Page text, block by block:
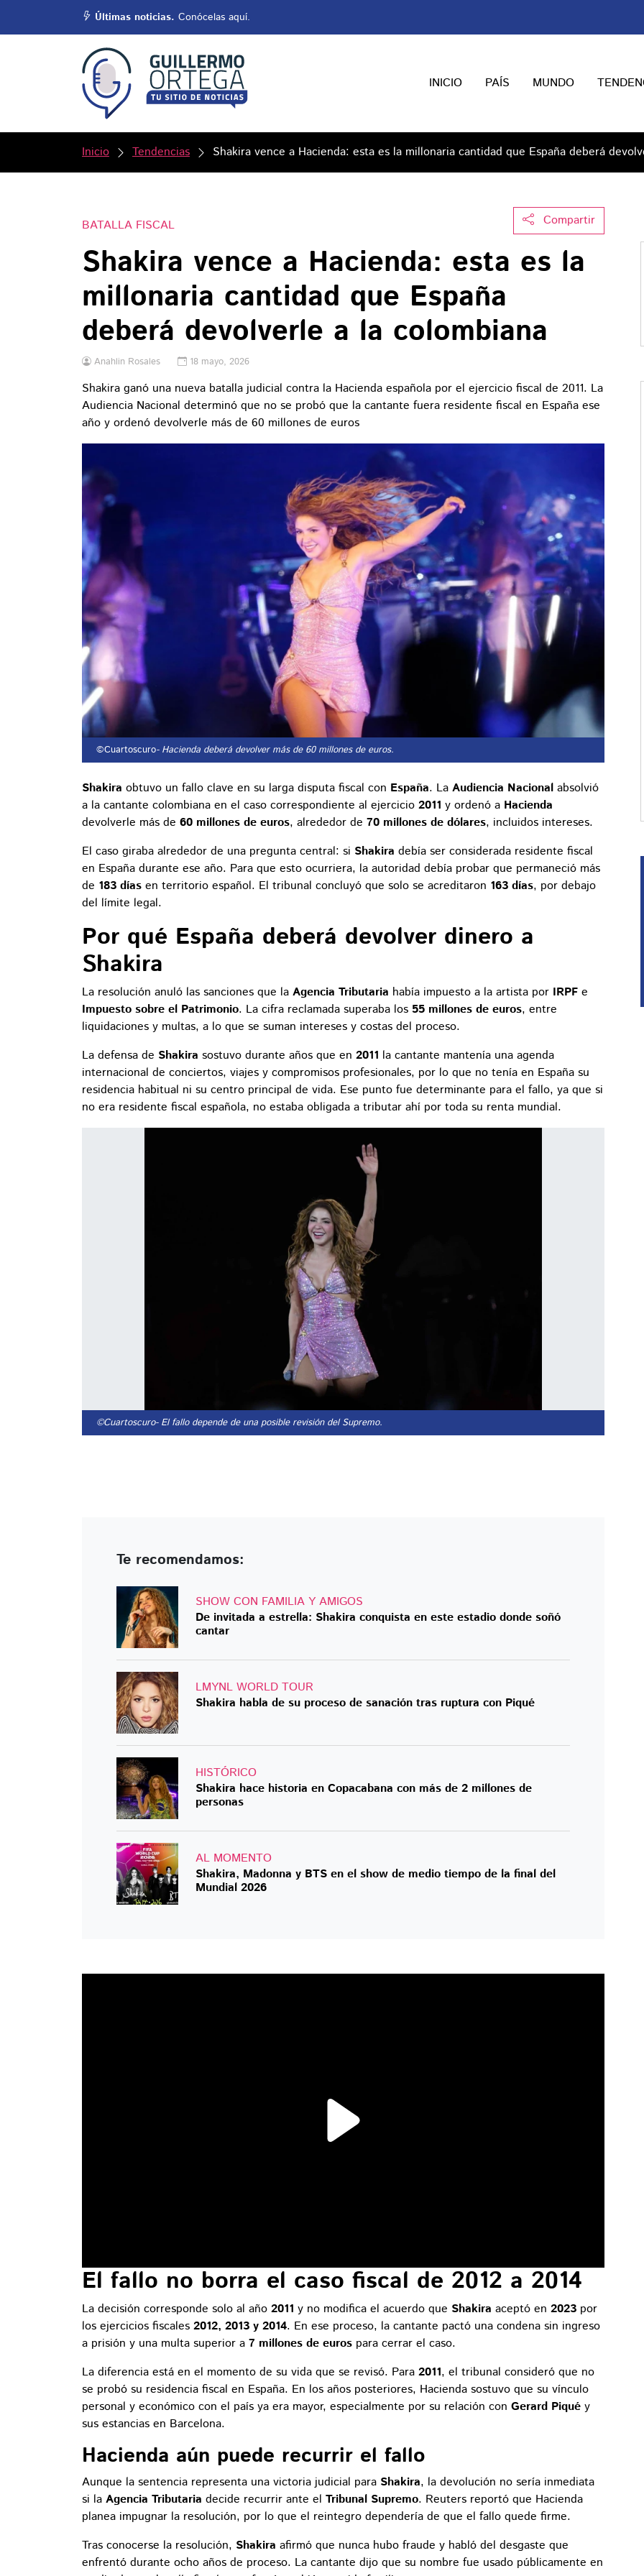
Últimas noticias. Conócelas aquí.
INICIO PAÍS MUNDO
Inicio Tendencias Shakira vence a Hacienda: esta es la millonaria cantidad que España deberá
Compartir
BATALLA FISCAL
Shakira vence a Hacienda: esta es la
millonaria cantidad que España
deberá devolverle a la colombiana
Anahlin Rosales 18 mayo, 2026
Shakira ganó una nueva batalla judicial contra la Hacienda española por el ejercicio fiscal de 2011. La
Audiencia Nacional determinó que no se probó que la cantante fuera residente fiscal en España ese
año y ordenó devolverle más de 60 millones de euros
©Cuartoscuro- Hacienda deberá devolver más de 60 millones de euros.
Shakira obtuvo un fallo clave en su larga disputa fiscal con España. La Audiencia Nacional absolvió
a la cantante colombiana en el caso correspondiente al ejercicio 2011 y ordenó a Hacienda
devolverle más de 60 millones de euros, alrededor de 70 millones de dólares, incluidos intereses.
El caso giraba alrededor de una pregunta central: si Shakira debía ser considerada residente fiscal
en España durante ese año. Para que esto ocurriera, la autoridad debía probar que permaneció más
de 183 días en territorio español. El tribunal concluyó que solo se acreditaron 163 días, por debajo
del límite legal.
Por qué España deberá devolver dinero a
Shakira
La resolución anuló las sanciones que la Agencia Tributaria había impuesto a la artista por IRPF e
Impuesto sobre el Patrimonio. La cifra reclamada superaba los 55 millones de euros, entre
liquidaciones y multas, a lo que se suman intereses y costas del proceso.
La defensa de Shakira sostuvo durante años que en 2011 la cantante mantenía una agenda
internacional de conciertos, viajes y compromisos profesionales, por lo que no tenía en España su
residencia habitual ni su centro principal de vida. Ese punto fue determinante para el fallo, ya que si
no era residente fiscal española, no estaba obligada a tributar ahí por toda su renta mundial.
©Cuartoscuro- El fallo depende de una posible revisión del Supremo.
Te recomendamos:
SHOW CON FAMILIA Y AMIGOS
De invitada a estrella: Shakira conquista en este estadio donde soñó
cantar
LMYNL WORLD TOUR
Shakira habla de su proceso de sanación tras ruptura con Piqué
HISTÓRICO
Shakira hace historia en Copacabana con más de 2 millones de
personas
AL MOMENTO
Shakira, Madonna y BTS en el show de medio tiempo de la final del
Mundial 2026
El fallo no borra el caso fiscal de 2012 a 2014
La decisión corresponde solo al año 2011 y no modifica el acuerdo que Shakira aceptó en 2023 por
los ejercicios fiscales 2012, 2013 y 2014. En ese proceso, la cantante pactó una condena sin ingreso
a prisión y una multa superior a 7 millones de euros para cerrar el caso.
La diferencia está en el momento de su vida que se revisó. Para 2011, el tribunal consideró que no
se probó su residencia fiscal en España. En los años posteriores, Hacienda sostuvo que su vínculo
personal y económico con el país ya era mayor, especialmente por su relación con Gerard Piqué y
sus estancias en Barcelona.
Hacienda aún puede recurrir el fallo
Aunque la sentencia representa una victoria judicial para Shakira, la devolución no sería inmediata
si la Agencia Tributaria decide recurrir ante el Tribunal Supremo. Reuters reportó que Hacienda
planea impugnar la resolución, por lo que el reintegro dependería de que el fallo quede firme.
Tras conocerse la resolución, Shakira afirmó que nunca hubo fraude y habló del desgaste que
enfrentó durante ocho años de proceso. La cantante dijo que su nombre fue usado públicamente en